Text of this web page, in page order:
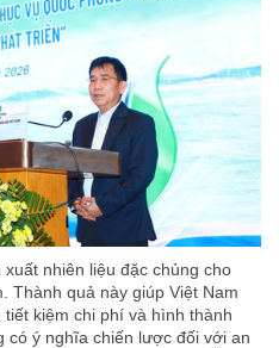
nhiên liệu đặc chủng cho
Thành quả này giúp Việt Nam
kiệm chi phí và hình thành
có ý nghĩa chiến lược đối với an